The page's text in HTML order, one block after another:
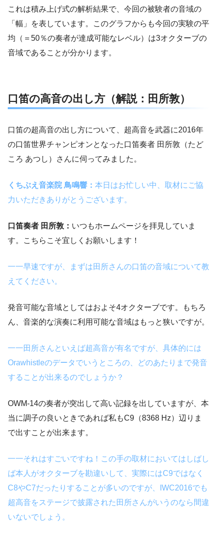
これは積み上げ式の解析結果で、今回の被験者の音域の
「幅」を表しています。このグラフからも今回の実験の平
均（＝50％の奏者が達成可能なレベル）は3オクターブの
音域であることが分かります。
口笛の高音の出し方（解説：田所敦）
口笛の超高音の出し方について、超高音を武器に2016年
の口笛世界チャンピオンとなった口笛奏者 田所敦（たど
ころ あつし）さんに伺ってみました。
くちぶえ音楽院 鳥鳴響： 本日はお忙しい中、取材にご協
力いただきありがとうございます。
口笛奏者 田所敦： いつもホームページを拝見していま
す。こちらこそ宜しくお願いします！
一一早速ですが、まずは田所さんの口笛の音域について教
えてください。
発音可能な音域としてはおよそ4オクターブです。もちろ
ん、音楽的な演奏に利用可能な音域はもっと狭いですが。
一一田所さんといえば超高音が有名ですが、具体的には
Orawhistleのデータでいうところの、どのあたりまで発音
することが出来るのでしょうか？
OWM-14の奏者が突出して高い記録を出していますが、本
当に調子の良いときであれば私もC9（8368 Hz）辺りま
で出すことが出来ます。
一一それはすごいですね！この手の取材においてはしばし
ば本人がオクターブを勘違いして、実際にはC9ではなく
C8やC7だったりすることが多いのですが、IWC2016でも
超高音をステージで披露された田所さんがいうのなら間違
いないでしょう。